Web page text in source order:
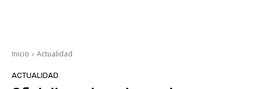
Inicio Actualidad
ACTUALIDAD